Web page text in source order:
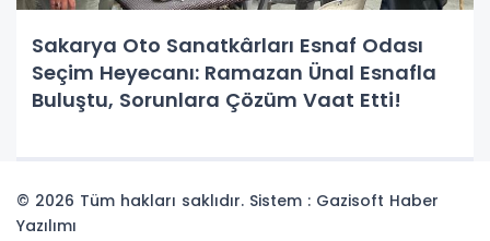
Sakarya Oto Sanatkârları Esnaf Odası
Seçim Heyecanı: Ramazan Ünal Esnafla
Buluştu, Sorunlara Çözüm Vaat Etti!
© 2026 Tüm hakları saklıdır. Sistem : Gazisoft Haber
Yazılımı